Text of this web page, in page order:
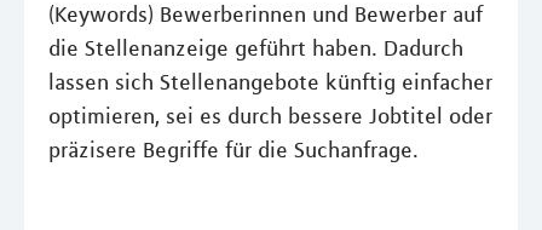
(Keywords) Bewerberinnen und Bewerber auf
die Stellenanzeige geführt haben. Dadurch
lassen sich Stellenangebote künftig einfacher
optimieren, sei es durch bessere Jobtitel oder
präzisere Begriffe für die Suchanfrage.